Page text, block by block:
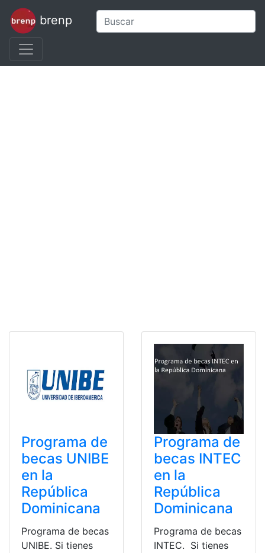
brenp
Programa de
becas UNIBE
en la
República
Dominicana
Programa de becas
UNIBE. Si tienes
Programa de
becas INTEC
en la
República
Dominicana
Programa de becas
INTEC. Si tienes